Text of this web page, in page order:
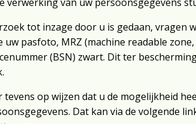
tot inzage door u is gedaan,
uw pasfoto, MRZ (machine readable
(BSN) zwart. Dit ter
op wijzen dat u de mogelijkheid
Dat kan via de volgende